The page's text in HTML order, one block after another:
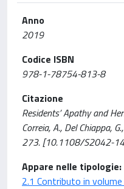
Anno
2019
Codice ISBN
978-1-78754-813-8
Citazione
Residents’ Apathy and
Correia, A., Del Chiappa,
273. [10.1108/S2042-
Appare nelle tipologie:
2.1 Contributo in